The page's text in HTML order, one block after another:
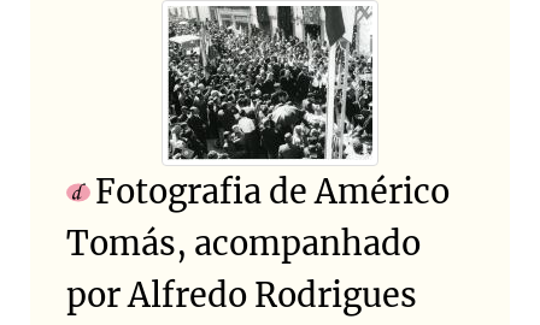
Fotografia de Américo
Tomás, acompanhado
por Alfredo Rodrigues